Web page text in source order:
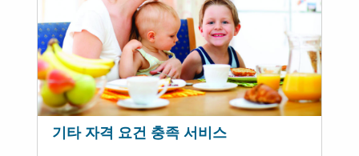
기타 자격 요건 충족 서비스